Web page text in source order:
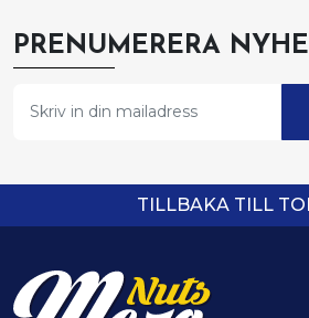
PRENUMERERA
TILLBAKA TILL